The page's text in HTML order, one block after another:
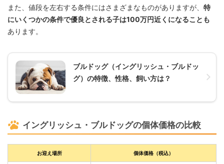
また、値段を左右する条件にはさまざまなものがありますが、 特
にいくつかの条件で優良とされる子は100万円近くになることも
あります。
ブルドッグ（イングリッシュ・ブルドッ
グ）の特徴、性格、飼い方は？
イングリッシュ・ブルドッグの個体価格の比較
お迎え場所 個体価格（税込）